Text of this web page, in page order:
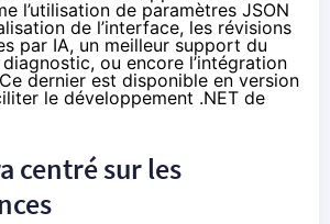
l’utilisation de paramètres JSON
de l’interface, les révisions
par IA, un meilleur support du
ou encore l’intégration
dernier est disponible en version
le développement .NET de
centré sur les